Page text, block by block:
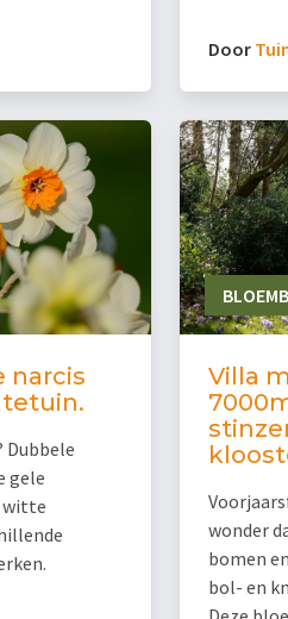
Door
narcis
Dubbele
gele
witte
Villa
wonder
bomen
bol- en